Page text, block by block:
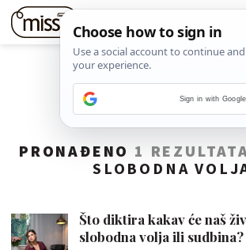
PRONAĐENO 1
SLOBODNA
Što diktira kakav će naš
slobodna volja ili sudbina?
Sign in with Google